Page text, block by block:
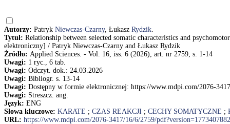
Autorzy: Patryk Niewczas-Czarny, Łukasz Rydzik.
Tytuł: Relationship between selected somatic characteristics and
elektroniczny] / Patryk Niewczas-Czarny and Łukasz Rydzik
Źródło: Applied Sciences. - Vol. 16, iss. 6 (2026), art. nr 2759, s. 1-14
Uwagi: 1 ryc., 6 tab.
Uwagi: Odczyt. dok.: 24.03.2026
Uwagi: Bibliogr. s. 13-14
Uwagi: Dostępny w formie elektronicznej: https://www.mdpi.com/2076-
Uwagi: Streszcz. ang.
Język: ENG
Słowa kluczowe: KARATE ; CZAS REAKCJI ; CECHY SOMATYCZNE ;
URL: https://www.mdpi.com/2076-3417/16/6/2759/pdf?version=1773407882